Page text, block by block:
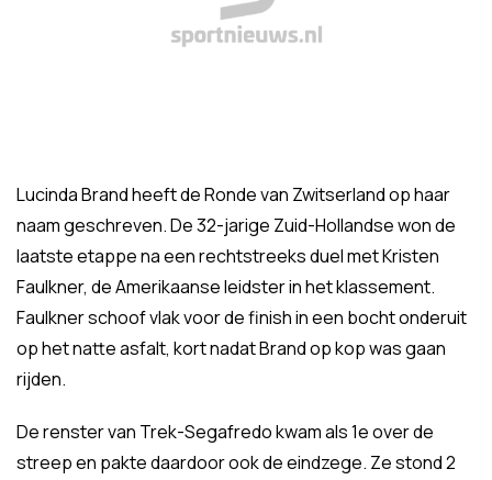
Lucinda Brand heeft de Ronde van Zwitserland op haar
naam geschreven. De 32-jarige Zuid-Hollandse won de
laatste etappe na een rechtstreeks duel met Kristen
Faulkner, de Amerikaanse leidster in het klassement.
Faulkner schoof vlak voor de finish in een bocht onderuit
op het natte asfalt, kort nadat Brand op kop was gaan
rijden.
De renster van Trek-Segafredo kwam als 1e over de
streep en pakte daardoor ook de eindzege. Ze stond 2